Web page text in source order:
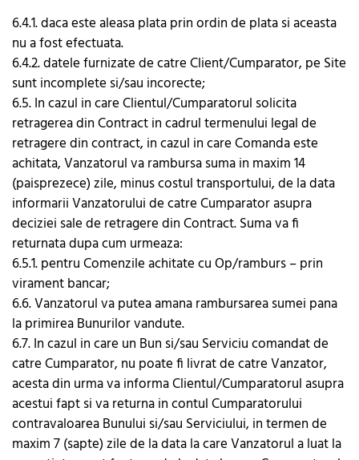
6.4.1. daca este aleasa plata prin ordin de plata si aceasta
nu a fost efectuata.
6.4.2. datele furnizate de catre Client/Cumparator, pe Site
sunt incomplete si/sau incorecte;
6.5. In cazul in care Clientul/Cumparatorul solicita
retragerea din Contract in cadrul termenului legal de
retragere din contract, in cazul in care Comanda este
achitata, Vanzatorul va rambursa suma in maxim 14
(paisprezece) zile, minus costul transportului, de la data
informarii Vanzatorului de catre Cumparator asupra
deciziei sale de retragere din Contract. Suma va fi
returnata dupa cum urmeaza:
6.5.1. pentru Comenzile achitate cu Op/ramburs – prin
virament bancar;
6.6. Vanzatorul va putea amana rambursarea sumei pana
la primirea Bunurilor vandute.
6.7. In cazul in care un Bun si/sau Serviciu comandat de
catre Cumparator, nu poate fi livrat de catre Vanzator,
acesta din urma va informa Clientul/Cumparatorul asupra
acestui fapt si va returna in contul Cumparatorului
contravaloarea Bunului si/sau Serviciului, in termen de
maxim 7 (sapte) zile de la data la care Vanzatorul a luat la